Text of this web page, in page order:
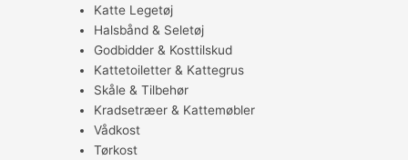
Katte Legetøj
Halsbånd & Seletøj
Godbidder & Kosttilskud
Kattetoiletter & Kattegrus
Skåle & Tilbehør
Kradsetræer & Kattemøbler
Vådkost
Tørkost